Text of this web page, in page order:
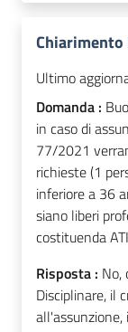
Ultimo
Domanda :
in caso di
77/2021
richieste (1
inferiore a 36
siano liberi
costituenda
Risposta : No,
Disciplinare, il